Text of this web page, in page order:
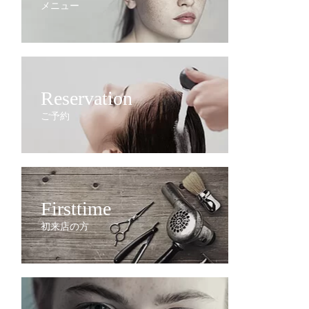
メニュー
Reservation
ご予約
Firsttime
初来店の方